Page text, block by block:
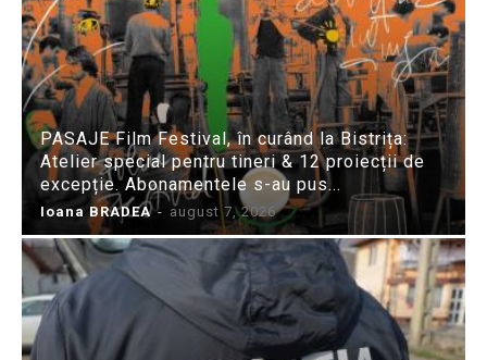
PASAJE Film Festival, în curând la Bistrița:
Atelier special pentru tineri & 12 proiecții de
excepție. Abonamentele s-au pus...
Ioana BRADEA - august 7, 2026